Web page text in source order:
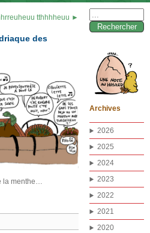
tthhhheuu ►
des
la menthe…
Archives
2026
2025
2024
2023
2022
2021
2020